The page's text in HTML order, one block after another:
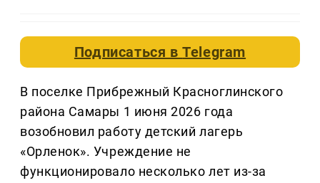
Подписаться вTelegram
В поселке Прибрежный Красноглинского
района Самары 1 июня 2026 года
возобновил работу детский лагерь
«Орленок». Учреждение не
функционировало несколько лет из-за